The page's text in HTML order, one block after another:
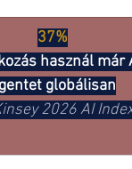
37%
használ már
globálisan
2026 AI